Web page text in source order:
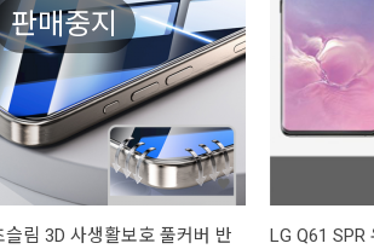
판매중지
림 3D 사생활보호 풀커버 반
LG Q61 SPR